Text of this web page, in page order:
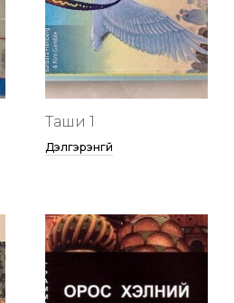
Таши 1
Дэлгэрэнгүй